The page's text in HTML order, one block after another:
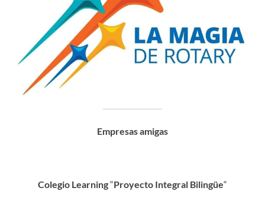
Empresas amigas
Colegio Learning“Proyecto Integral Bilingüe“